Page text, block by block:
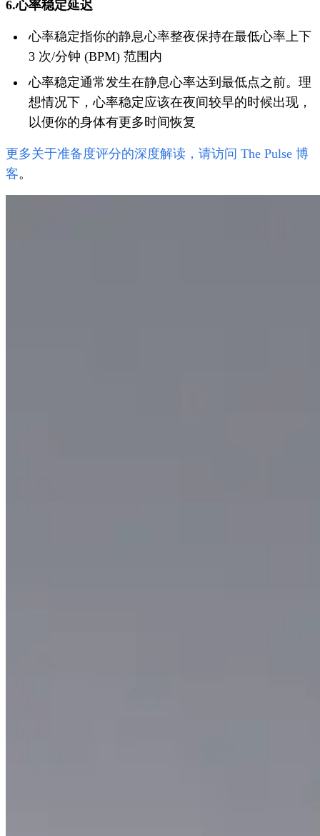
6.心率稳定延迟
心率稳定指你的静息心率整夜保持在最低心率上下
3 次/分钟 (BPM) 范围内
心率稳定通常发生在静息心率达到最低点之前。理
想情况下，心率稳定应该在夜间较早的时候出现，
以便你的身体有更多时间恢复
更多关于准备度评分的深度解读，请访问 The Pulse 博
客。